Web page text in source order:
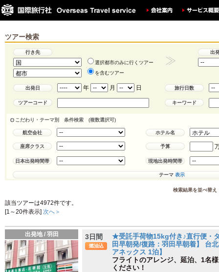
ツアー検索
行き先
出
選択都市のみに行くツアー
を含むツアー
出発日 年 月 日 旅行日数
ツアーコード キーワード
こだわり・テーマ別 条件検索 (複数選択可)
航空会社 ホテル名
座席クラス 予算
日本出発時間帯 現地出発時間帯
テーマ 表示
検索結果を並べ替え
該当ツアーは4972件です。
[1～20件表示] 次へ＞
出発地 / 羽田 3日間
燃油込
★受託手荷物15kg付き♪直行便・
田早朝発/復路：羽田早朝着】 台
アネックス 1泊】
フライトのアレンジ、延泊、1名
ください！